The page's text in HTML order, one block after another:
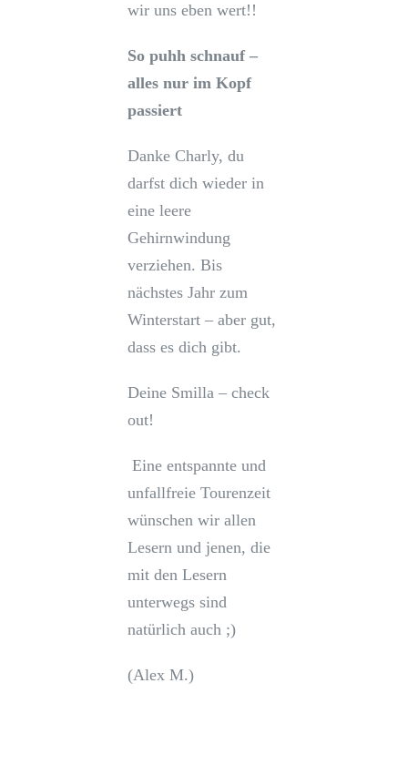
wir uns eben wert!!
So puhh schnauf –
alles nur im Kopf
passiert
Danke Charly, du
darfst dich wieder in
eine leere
Gehirnwindung
verziehen. Bis
nächstes Jahr zum
Winterstart – aber gut,
dass es dich gibt.
Deine Smilla – check
out!
Eine entspannte und
unfallfreie Tourenzeit
wünschen wir allen
Lesern und jenen, die
mit den Lesern
unterwegs sind
natürlich auch ;)
(Alex M.)